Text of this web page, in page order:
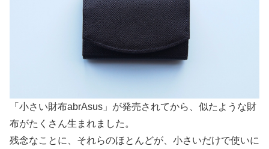
「小さい財布abrAsus」が発売されてから、似たような財
布がたくさん生まれました。
残念なことに、それらのほとんどが、小さいだけで使いに